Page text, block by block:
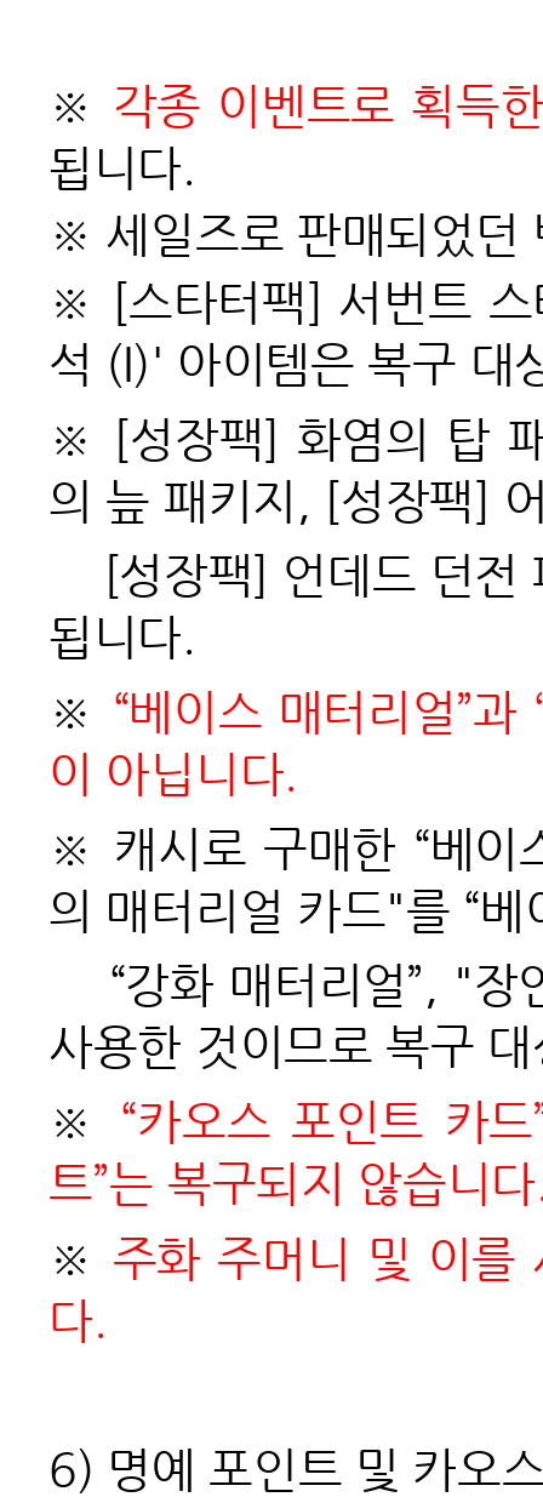
※ 각종 이벤트로 획득
됩니다.
※ 세일즈로 판매되었던
※ [스타터팩] 서번트 스
석 (I)' 아이템은 복구 대
※ [성장팩] 화염의 탑
의 늪 패키지, [성장팩]
[성장팩] 언데드 던전
됩니다.
※ “베이스 매터리얼”
이 아닙니다.
※ 캐시로 구매한 “베이
의 매터리얼 카드"를 “베
“강화 매터리얼”, "장
사용한 것이므로 복구
※ “카오스 포인트 카
트”는 복구되지 않습니
※ 주화 주머니 및 이를
다.
6) 명예 포인트 및 카오